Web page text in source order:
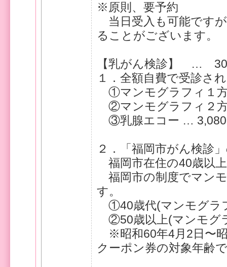
※原則、要予約
当日受入も可能です
ることがございます。
【乳がん検診】 …
１．全額自費で受診さ
①マンモグラフィ１
②マンモグラフィ２
③乳腺エコー … 3,080
２．「福岡市がん検診
福岡市在住の40歳以
福岡市の制度でマン
す。
①40歳代(マンモグラ
②50歳以上(マンモグ
※昭和60年4⽉2⽇〜
クーポン券の対象年齢